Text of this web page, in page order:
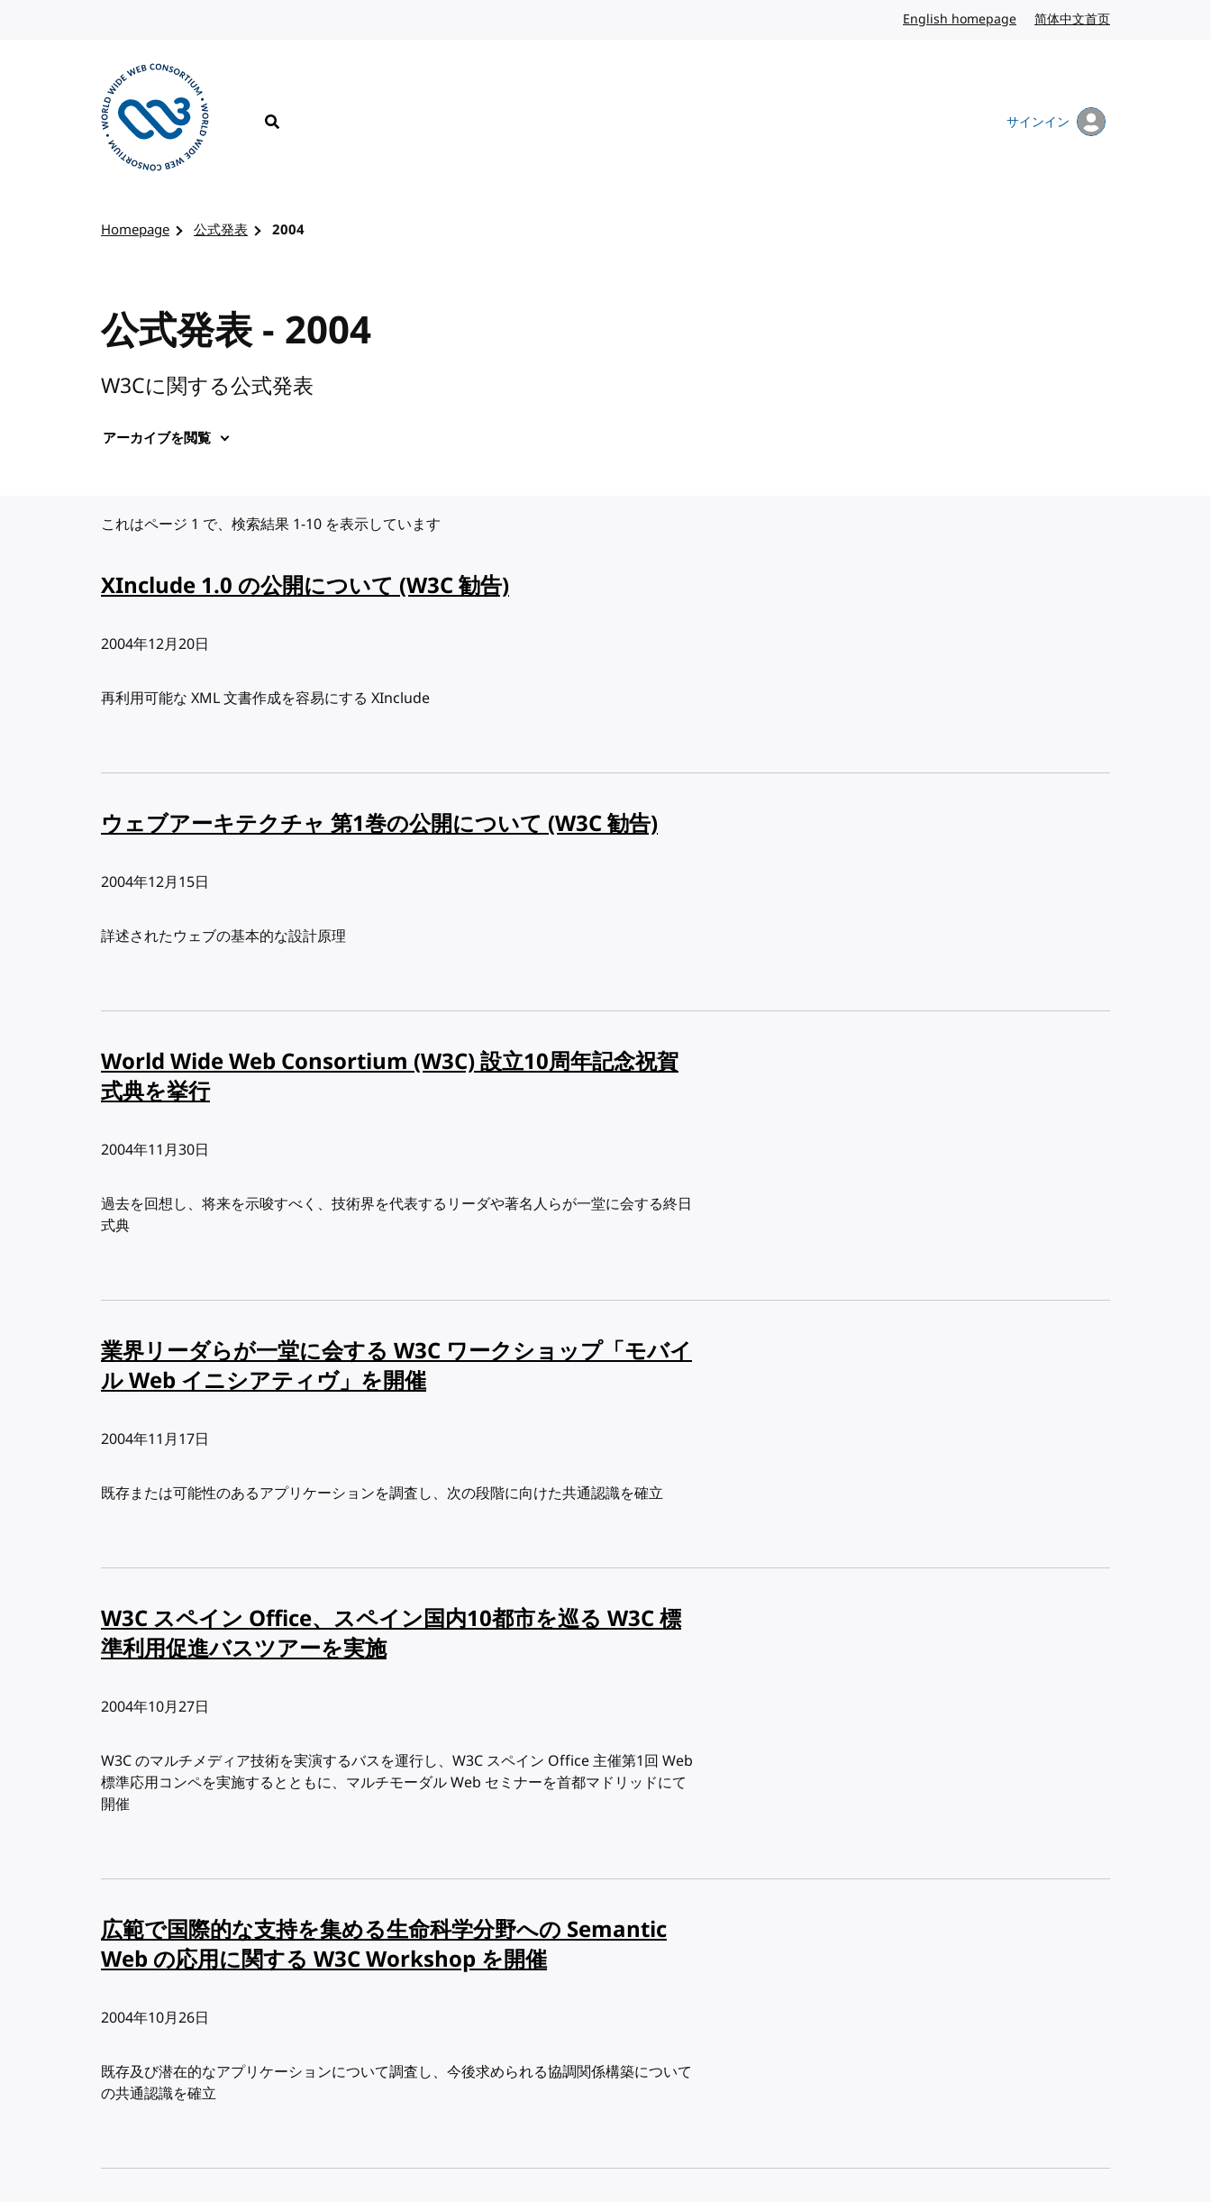
English homepage 英語简体中文首页
検索
サインイン
Homepage 公式発表 2004
公式発表 - 2004
W3Cに関する公式発表
アーカイブを閲覧
これはページ 1 で、検索結果 1-10 を表示しています
XInclude 1.0 の公開について (W3C 勧告)
出版日:
2004年12月20日
再利用可能な XML 文書作成を容易にする XInclude
ウェブアーキテクチャ 第1巻の公開について (W3C 勧告)
出版日:
2004年12月15日
詳述されたウェブの基本的な設計原理
World Wide Web Consortium (W3C) 設立10周年記念祝賀
式典を挙行
出版日:
2004年11月30日
過去を回想し、将来を示唆すべく、技術界を代表するリーダや著名人らが一堂に会する終日
式典
業界リーダらが一堂に会する W3C ワークショップ「モバイ
ル Web イニシアティヴ」を開催
出版日:
2004年11月17日
既存または可能性のあるアプリケーションを調査し、次の段階に向けた共通認識を確立
W3C スペイン Office、スペイン国内10都市を巡る W3C 標
準利用促進バスツアーを実施
出版日:
2004年10月27日
W3C のマルチメディア技術を実演するバスを運行し、W3C スペイン Office 主催第1回 Web
標準応用コンペを実施するとともに、マルチモーダル Web セミナーを首都マドリッドにて
開催
広範で国際的な支持を集める生命科学分野への Semantic
Web の応用に関する W3C Workshop を開催
出版日:
2004年10月26日
既存及び潜在的なアプリケーションについて調査し、今後求められる協調関係構築について
の共通認識を確立